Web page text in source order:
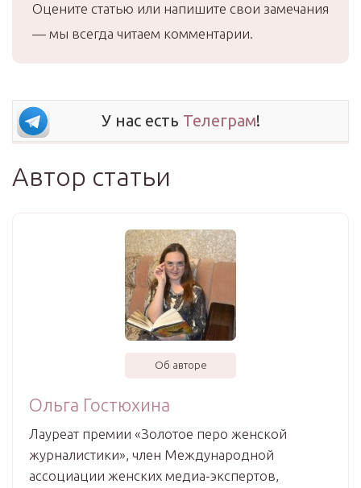
Оцените статью или напишите свои замечания
— мы всегда читаем комментарии.
У нас есть Телеграм!
Автор статьи
Об авторе
Ольга Гостюхина
Лауреат премии «Золотое перо женской
журналистики», член Международной
ассоциации женских медиа-экспертов,